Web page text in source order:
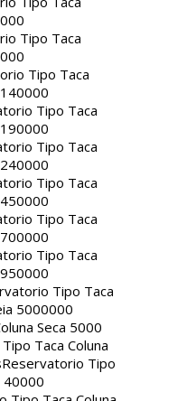
Tipo Taca
Tipo Taca
Tipo Taca
Tipo Taca
Tipo Taca
Tipo Taca
Tipo Taca
Tipo Taca
5000000
Seca 5000
Taca Coluna
Reservatorio Tipo
40000